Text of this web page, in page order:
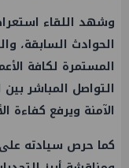
وشهد اللقاء
الحوادث السابقة،
المستمرة لكافة
التواصل المباشر بين
الآمنة ويرفع كفاءة
كما حرص سيادته